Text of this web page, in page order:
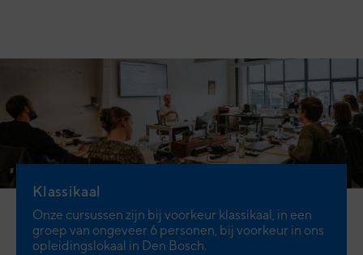
Klassikaal
Onze cursussen zijn bij voorkeur klassikaal, in een
groep van ongeveer 6 personen, bij voorkeur in ons
opleidingslokaal in Den Bosch.